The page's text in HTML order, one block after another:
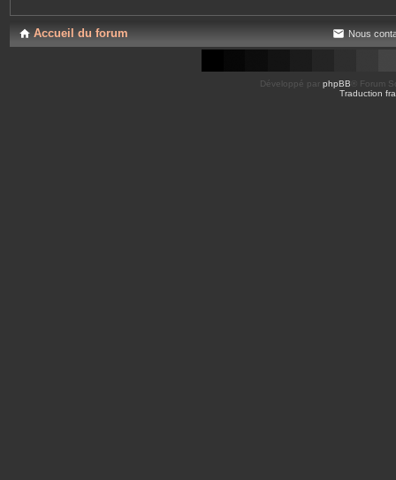
Accueil du forum Nous
Développé par phpBB ® Forum
Traduction